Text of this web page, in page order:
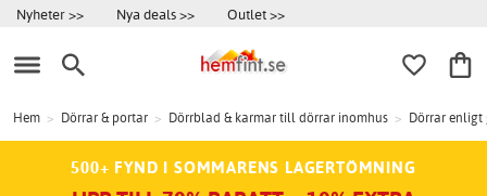
Nyheter >> Nya deals >> Outlet >>
Hem > Dörrar & portar > Dörrblad & karmar till dörrar inomhus > Dörrar
500+ FYND I SOMMARENS LAGERTÖMNING